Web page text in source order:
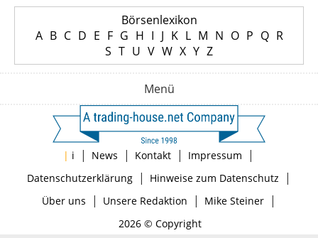
Börsenlexikon
A B C D E F G H I J K L M N O P Q R
S T U V W X Y Z
Menü
| i | News | Kontakt | Impressum |
Datenschutzerklärung| Hinweise zum Datenschutz |
Über uns | Unsere Redaktion | Mike Steiner|
2026 © Copyright